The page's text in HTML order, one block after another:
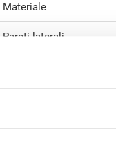
Materiale
Pareti laterali
Variante di sistema